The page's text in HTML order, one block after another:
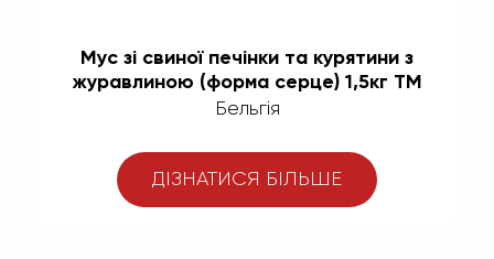
Мус зі свиної печінки та курятини з
журавлиною (форма серце) 1,5кг ТМ
Val De L’ys
Бельгія
ДІЗНАТИСЯ БІЛЬШЕ